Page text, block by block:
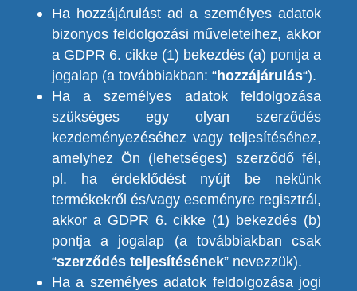
Ha hozzájárulást ad a személyes adatok
bizonyos feldolgozási műveleteihez, akkor
a GDPR 6. cikke (1) bekezdés (a) pontja a
jogalap (a továbbiakban: “hozzájárulás“).
Ha a személyes adatok feldolgozása
szükséges egy olyan szerződés
kezdeményezéséhez vagy teljesítéséhez,
amelyhez Ön (lehetséges) szerződő fél,
pl. ha érdeklődést nyújt be nekünk
termékekről és/vagy eseményre regisztrál,
akkor a GDPR 6. cikke (1) bekezdés (b)
pontja a jogalap (a továbbiakban csak
“szerződés teljesítésének” nevezzük).
Ha a személyes adatok feldolgozása jogi